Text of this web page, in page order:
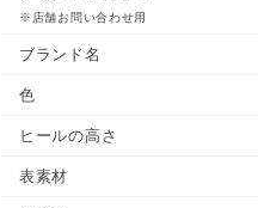
※店舗お問い合わせ用
ブランド名
色
ヒールの高さ
表素材